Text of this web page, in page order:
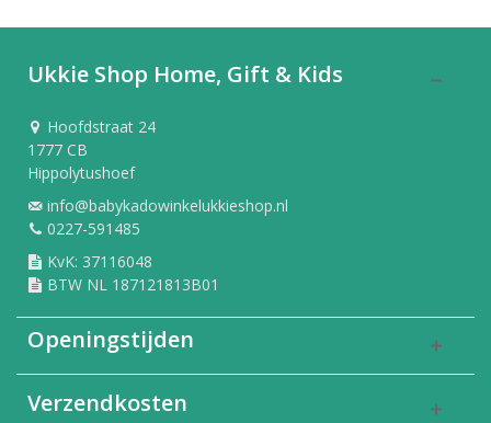
Ukkie Shop Home, Gift & Kids
Hoofdstraat 24
1777 CB
Hippolytushoef
info@babykadowinkelukkieshop.nl
0227-591485
KvK: 37116048
BTW NL 187121813B01
Openingstijden
Verzendkosten